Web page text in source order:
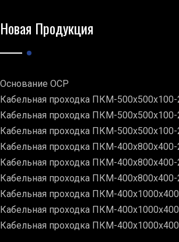
Новая Продукция
Основание ОСР
Кабельная проходка ПКМ-
Кабельная проходка ПКМ-
Кабельная проходка ПКМ-500х500х100-
Кабельная проходка ПКМ-
Кабельная проходка ПКМ-
Кабельная проходка ПКМ-400х800х400-
Кабельная проходка ПКМ-
Кабельная проходка ПКМ-
Кабельная проходка ПКМ-